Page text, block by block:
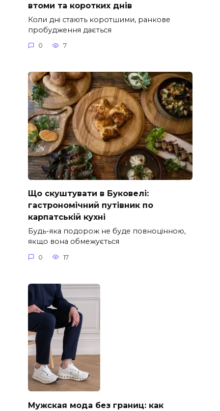
втоми та коротких днів
Коли дні стають коротшими, ранкове
пробудження дається
0 7
Що скуштувати в Буковелі:
гастрономічний путівник по
карпатській кухні
Будь-яка подорож не буде повноцінною,
якщо вона обмежується
0 17
Мужская мода без границ: как